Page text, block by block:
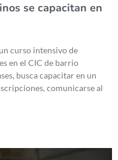
se capacitan en
curso intensivo de
en el CIC de barrio
busca capacitar en un
comunicarse al